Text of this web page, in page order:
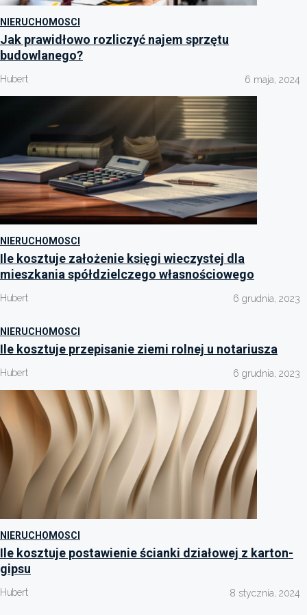
NIERUCHOMOSCI
Jak prawidłowo rozliczyć najem sprzętu
budowlanego?
Hubert 6 maja, 2024
NIERUCHOMOSCI
Ile kosztuje założenie księgi wieczystej dla
mieszkania spółdzielczego własnościowego
Hubert 6 grudnia, 2023
NIERUCHOMOSCI
Ile kosztuje przepisanie ziemi rolnej u notariusza
Hubert 6 grudnia, 2023
NIERUCHOMOSCI
Ile kosztuje postawienie ścianki działowej z karton-
gipsu
Hubert 8 stycznia, 2024